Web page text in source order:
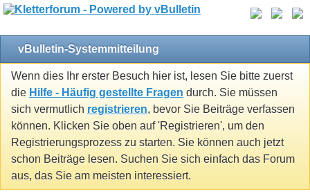
vBulletin-Systemmitteilung
Wenn dies Ihr erster Besuch hier ist, lesen Sie bitte zuerst
die Hilfe - Häufig gestellte Fragen durch. Sie müssen
sich vermutlich registrieren, bevor Sie Beiträge verfassen
können. Klicken Sie oben auf 'Registrieren', um den
Registrierungsprozess zu starten. Sie können auch jetzt
schon Beiträge lesen. Suchen Sie sich einfach das Forum
aus, das Sie am meisten interessiert.